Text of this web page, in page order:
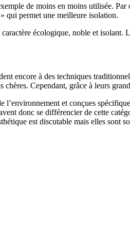
de moins en moins utilisée.
qui permet une meilleure isolation.
écologique, noble et isolant.
encore à des techniques
Cependant, grâce à leurs
et conçues
donc se différencier de cette
est discutable mais elles sont